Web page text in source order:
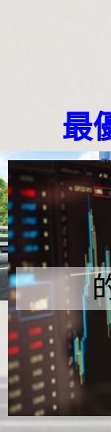
最